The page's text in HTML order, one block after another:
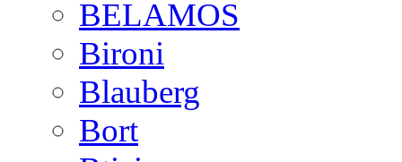
BELAMOS
Bironi
Blauberg
Bort